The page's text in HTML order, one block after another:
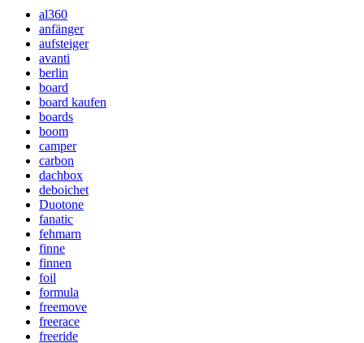
al360
anfänger
aufsteiger
avanti
berlin
board
board kaufen
boards
boom
camper
carbon
dachbox
deboichet
Duotone
fanatic
fehmarn
finne
finnen
foil
formula
freemove
freerace
freeride